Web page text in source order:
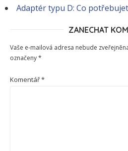
Adaptér typu D: Co
ZANECHAT
Vaše e-mailová adresa nebude
označeny*
Komentář*